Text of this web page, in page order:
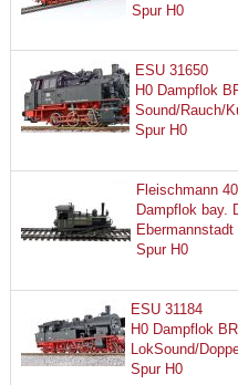
Spur H0
ESU 31650
H0 Dampflok
Sound/Rauch/
Spur H0
Fleischmann
Dampflok bay.
Ebermannstadt
Spur H0
ESU 31184
H0 Dampflok
LokSound/
Spur H0